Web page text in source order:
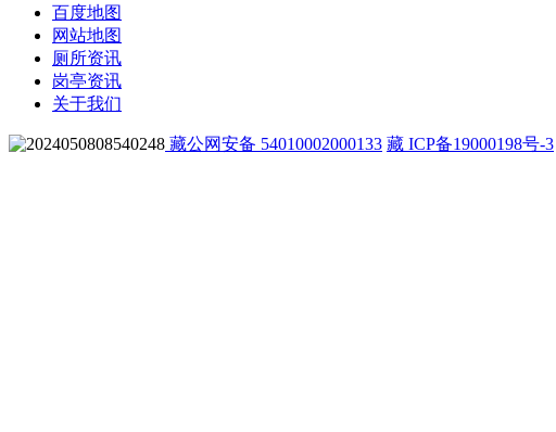
百度地图
网站地图
厕所资讯
岗亭资讯
关于我们
藏公网安备 54010002000133 藏 ICP备19000198号-3